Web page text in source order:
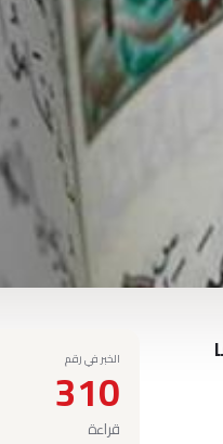
الخبر في رقم
310
قراءة